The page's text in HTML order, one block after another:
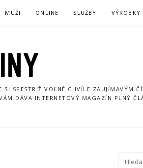
MUŽI ONLINE SLUŽBY VÝROBKY
SPESTRIŤ VOĽNÉ CHVÍLE ZAUJÍMAVÝM
DÁVA INTERNETOVÝ MAGAZÍN PLNÝ